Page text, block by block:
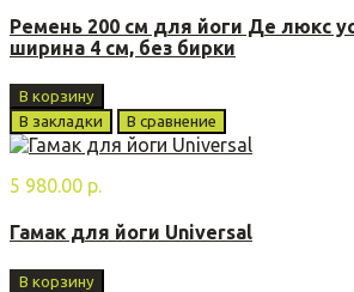
Ремень 200 см для йоги Де люкс
ширина 4 см, без бирки
В корзину
В закладки
В сравнение
5 980.00 р.
Гамак для йоги Universal
В корзину